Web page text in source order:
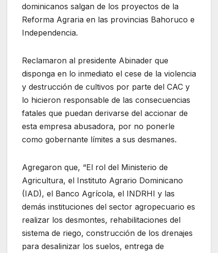
dominicanos salgan de los proyectos de la
Reforma Agraria en las provincias Bahoruco e
Independencia.
Reclamaron al presidente Abinader que
disponga en lo inmediato el cese de la violencia
y destrucción de cultivos por parte del CAC y
lo hicieron responsable de las consecuencias
fatales que puedan derivarse del accionar de
esta empresa abusadora, por no ponerle
como gobernante límites a sus desmanes.
Agregaron que, “El rol del Ministerio de
Agricultura, el Instituto Agrario Dominicano
(IAD), el Banco Agrícola, el INDRHI y las
demás instituciones del sector agropecuario es
realizar los desmontes, rehabilitaciones del
sistema de riego, construcción de los drenajes
para desalinizar los suelos, entrega de